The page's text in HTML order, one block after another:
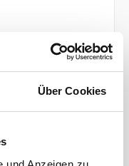
Über Cookies